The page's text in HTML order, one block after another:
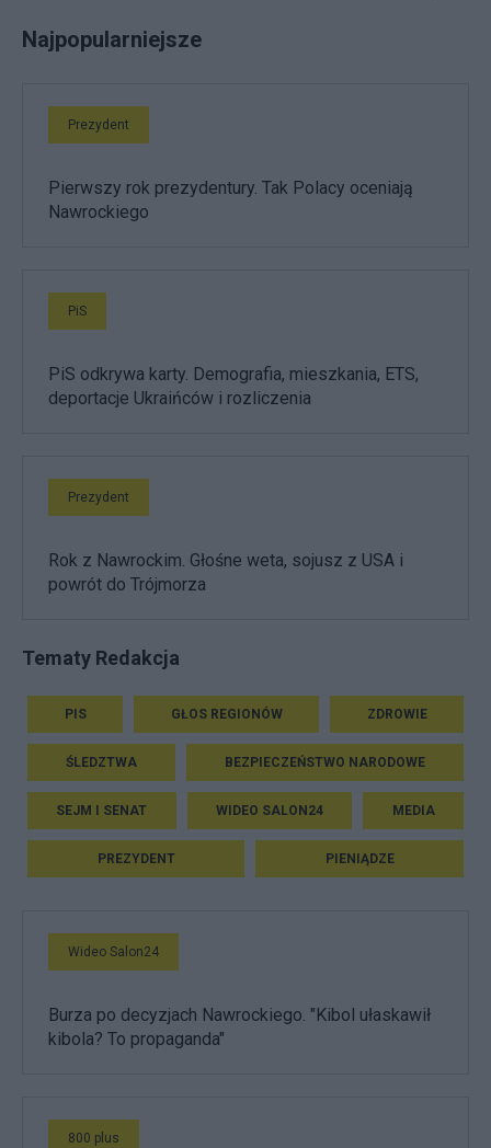
Najpopularniejsze
Prezydent
Pierwszy rok prezydentury. Tak Polacy oceniają
Nawrockiego
PiS
PiS odkrywa karty. Demografia, mieszkania, ETS,
deportacje Ukraińców i rozliczenia
Prezydent
Rok z Nawrockim. Głośne weta, sojusz z USA i
powrót do Trójmorza
Tematy Redakcja
PIS GŁOS REGIONÓW ZDROWIE
ŚLEDZTWA BEZPIECZEŃSTWO NARODOWE
SEJM I SENAT WIDEO SALON24 MEDIA
PREZYDENT PIENIĄDZE
Wideo Salon24
Burza po decyzjach Nawrockiego. "Kibol ułaskawił
kibola? To propaganda"
800 plus